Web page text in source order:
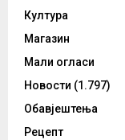
Култура
Магазин
Мали огласи
Новости (1.797)
Обавјештења
Рецепт